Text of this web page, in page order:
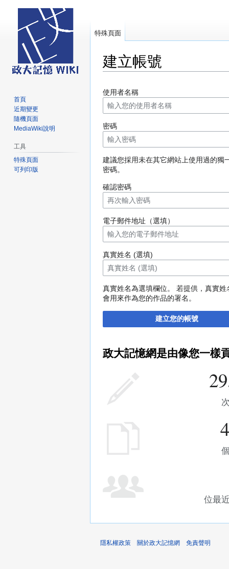
建立帳號
至
導
至
搜
使用者名稱
密碼
建議您採用未在其它網站上使用過的獨
密碼。
確認密碼
電子郵件地址（選填）
真實姓名 (選填)
真實姓名為選填欄位。 若提供，真實姓
會用來作為您的作品的署名。
建立您的帳號
政大記憶網是由像您一樣
位最
特殊頁面
首頁
近期變更
隨機頁面
MediaWiki說明
工具
特殊頁面
可列印版
隱私權政策 關於政大記憶網 免責聲明